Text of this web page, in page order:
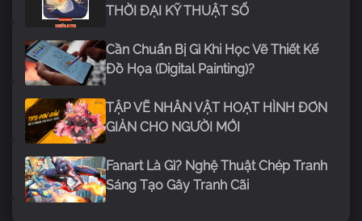
THỜI ĐẠI KỸ THUẬT SỐ
Cần Chuẩn Bị Gì Khi Học Vẽ Thiết Kế
Đồ Họa (Digital Painting)?
TẬP VẼ NHÂN VẬT HOẠT HÌNH ĐƠN
GIẢN CHO NGƯỜI MỚI
Fanart Là Gì? Nghệ Thuật Chép Tranh
Sáng Tạo Gây Tranh Cãi